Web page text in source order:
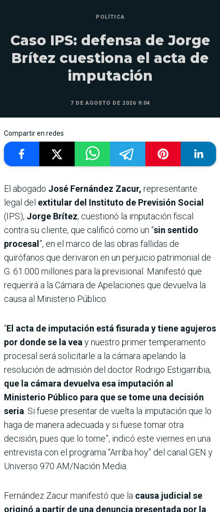
POLÍTICA
Caso IPS: defensa de Jorge
Brítez cuestiona el acta de
imputación
7 DE AGOSTO DE 2026 9:04
Compartir en redes
El abogado José Fernández Zacur, representante
legal del extitular del Instituto de Previsión Social
(IPS), Jorge Brítez, cuestionó la imputación fiscal
contra su cliente, que calificó como un “sin sentido
procesal”, en el marco de las obras fallidas de
quirófanos que derivaron en un perjuicio patrimonial de
G. 61.000 millones para la previsional. Manifestó que
requerirá a la Cámara de Apelaciones que devuelva la
causa al Ministerio Público.
“El acta de imputación está fisurada y tiene agujeros
por donde se la vea y nuestro primer temperamento
procesal será solicitarle a la cámara apelando la
resolución de admisión del doctor Rodrigo Estigarribia,
que la cámara devuelva esa imputación al
Ministerio Público para que se tome una decisión
seria . Si fuese presentar de vuelta la imputación que lo
haga de manera adecuada y si fuese tomar otra
decisión, pues que lo tome”, indicó este viernes en una
entrevista con el programa “Arriba hoy” del canal GEN y
Universo 970 AM/Nación Media.
Fernández Zacur manifestó que la causa judicial se
originó a partir de una denuncia presentada por la